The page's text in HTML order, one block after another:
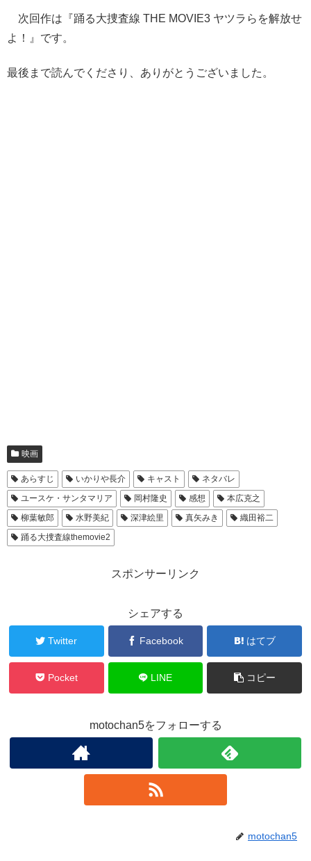
次回作は『踊る大捜査線 THE MOVIE3 ヤツラらを解放せ
よ！』です。
最後まで読んでくださり、ありがとうございました。
映画
あらすじ いかりや長介 キャスト
ネタバレ
ユースケ・サンタマリア
岡村隆史 感想
本広克之
柳葉敏郎
水野美紀 深津絵里 真矢みき
織田裕二
踊る大捜査線themovie2
スポンサーリンク
シェアする
Twitter Facebook はてブ
Pocket LINE コピー
motochan5をフォローする
motochan5